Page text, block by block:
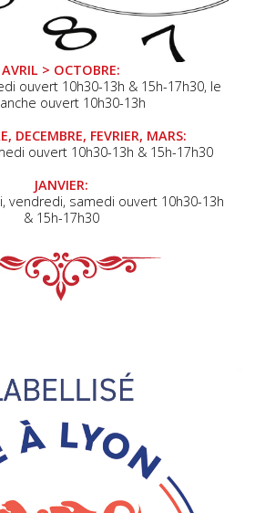
AVRIL > OCTOBRE:
ouvert 10h30-13h & 15h-17h30, le
ouvert 10h30-13h
DECEMBRE, FEVRIER, MARS:
ouvert 10h30-13h & 15h-17h30
JANVIER:
vendredi, samedi ouvert 10h30-13h
& 15h-17h30